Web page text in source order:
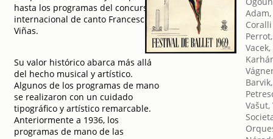
hasta los programas del concurso
internacional de canto Francesc
Viñas.
Su valor histórico abarca más allá
del hecho musical y artístico.
Algunos de los programas de mano
se realizaron con un cuidado
tipográfico y artístico remarcable.
Anteriormente a 1936, los
programas de mano de las